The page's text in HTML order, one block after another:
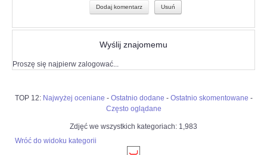
Wyślij znajomemu
Proszę się najpierw zalogować...
TOP 12: Najwyżej oceniane - Ostatnio dodane - Ostatnio skomentowane -
Często oglądane
Zdjęć we wszystkich kategoriach: 1,983
Wróć do widoku kategorii